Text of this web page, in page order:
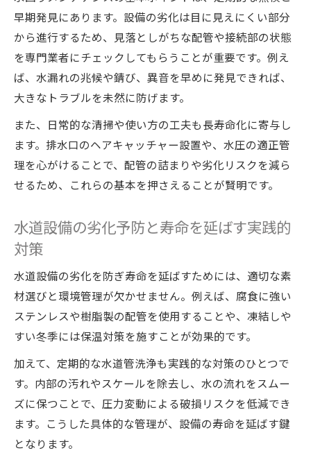
水道管の点検方法と維持管理で快適な暮ら
しを守る
水道点検のタイミングを押さえたメンテナ
ンスの実践法
水道施設の点検ガイドラインと維持管理の
基本
水道設備メンテナンスの定期実施による長
期的効果
怪しい水道点検を避けるための見極めポイント
者の選び方
ポイント
水道管点検訪問に潜むリスクと見極め方の
コツ
水道点検怪しい業者を避けるための注意点
点検費用の内訳を理解し不必要な作業を回
避する方法
設備の寿命と修繕時期を知り賢く費用管理
水回りメンテナンスで設備寿命と修繕時期
の目安を確認
早期発見にあります。設備の劣化は目に見えにくい部分
から進行するため、見落としがちな配管や接続部の状態
を専門業者にチェックしてもらうことが重要です。例え
ば、水漏れの兆候や錆び、異音を早めに発見できれば、
大きなトラブルを未然に防げます。
また、日常的な清掃や使い方の工夫も長寿命化に寄与し
ます。排水口のヘアキャッチャー設置や、水圧の適正管
理を心がけることで、配管の詰まりや劣化リスクを減ら
せるため、これらの基本を押さえることが賢明です。
水道設備の劣化予防と寿命を延ばす実践的
対策
水道設備の劣化を防ぎ寿命を延ばすためには、適切な素
材選びと環境管理が欠かせません。例えば、腐食に強い
ステンレスや樹脂製の配管を使用することや、凍結しや
すい冬季には保温対策を施すことが効果的です。
加えて、定期的な水道管洗浄も実践的な対策のひとつで
す。内部の汚れやスケールを除去し、水の流れをスムー
ズに保つことで、圧力変動による破損リスクを低減でき
ます。こうした具体的な管理が、設備の寿命を延ばす鍵
となります。